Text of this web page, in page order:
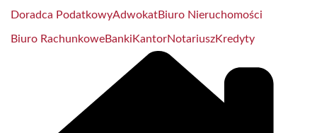
Doradca PodatkowyAdwokatBiuro Nieruchomości
Biuro RachunkoweBanki KantorNotariuszKredyty